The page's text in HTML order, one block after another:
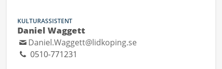
KULTURASSISTENT
Daniel Waggett
Daniel.Waggett@lidkoping.se
0510-771231